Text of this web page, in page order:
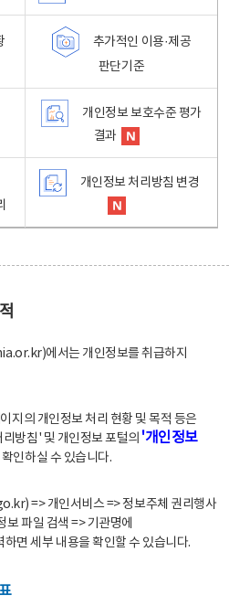
추가적인 이용·제공
판단기준
개인정보 보호수준 평가
결과
개인정보 처리방침 변경
에서는 개인정보를 취급하지
지의 개인정보 처리 현황 및 목적 등은
방침' 및 개인정보 포털의 '개인정보
인하실 수 있습니다.
=> 개인서비스 => 정보주체 권리행사
파일 검색 => 기관명에
면 세부 내용을 확인할 수 있습니다.